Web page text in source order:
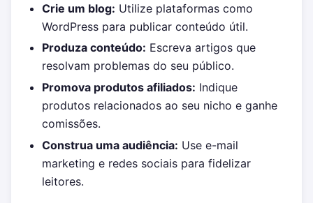
Crie um blog: Utilize plataformas como
WordPress para publicar conteúdo útil.
Produza conteúdo: Escreva artigos que
resolvam problemas do seu público.
Promova produtos afiliados: Indique
produtos relacionados ao seu nicho e ganhe
comissões.
Construa uma audiência: Use e-mail
marketing e redes sociais para fidelizar
leitores.